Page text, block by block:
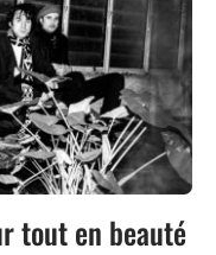
tout en beauté